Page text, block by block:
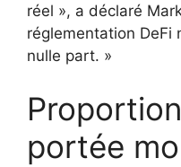
réel », a déclaré
réglementation DeFi
nulle part. »
portée